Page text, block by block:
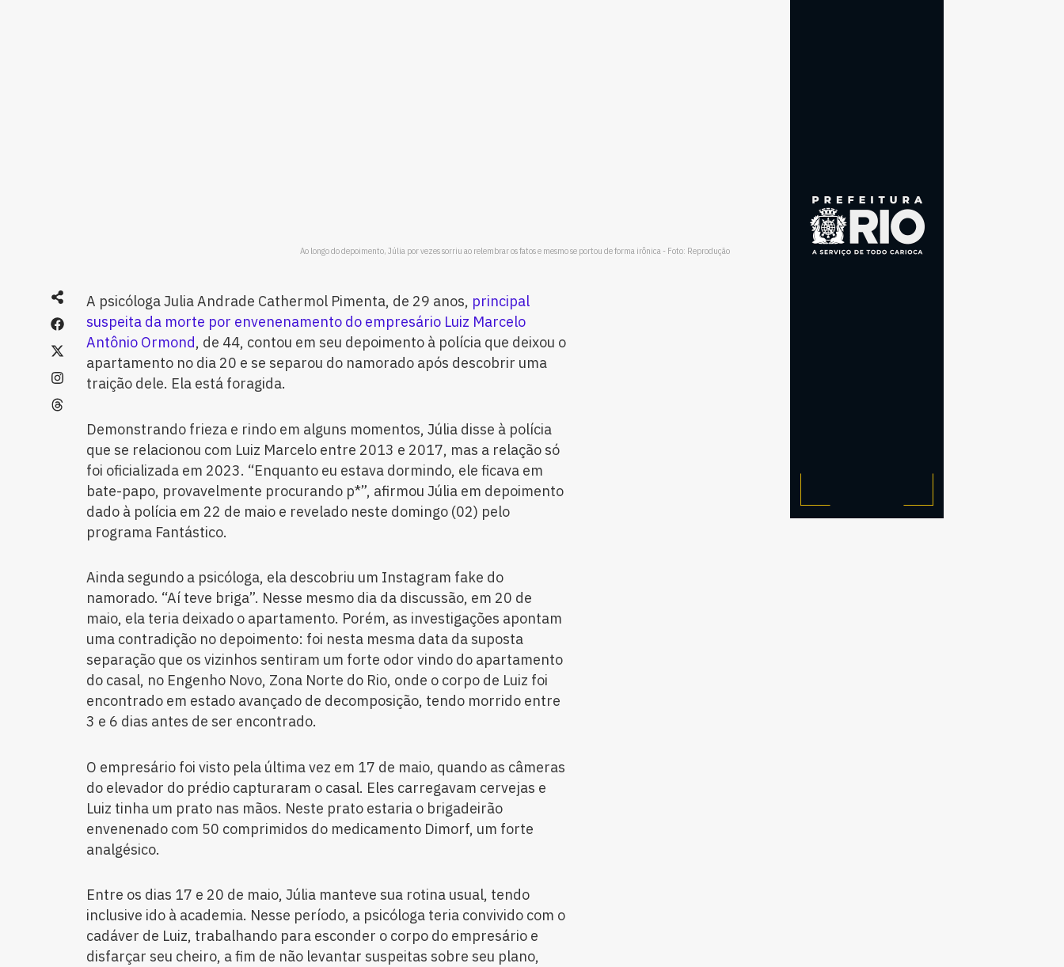
Ao longo do depoimento, Júlia por vezes sorriu ao relembrar os fatos e mesmo se portou de forma irônica - Foto: Reprodução
A psicóloga Julia Andrade Cathermol Pimenta, de 29 anos, principal
suspeita da morte por envenenamento do empresário Luiz Marcelo
Antônio Ormond, de 44, contou em seu depoimento à polícia que deixou o
apartamento no dia 20 e se separou do namorado após descobrir uma
traição dele. Ela está foragida.
Demonstrando frieza e rindo em alguns momentos, Júlia disse à polícia
que se relacionou com Luiz Marcelo entre 2013 e 2017, mas a relação só
foi oficializada em 2023. “Enquanto eu estava dormindo, ele ficava em
bate-papo, provavelmente procurando p*”, afirmou Júlia em depoimento
dado à polícia em 22 de maio e revelado neste domingo (02) pelo
programa Fantástico.
Ainda segundo a psicóloga, ela descobriu um Instagram fake do
namorado. “Aí teve briga”. Nesse mesmo dia da discussão, em 20 de
maio, ela teria deixado o apartamento. Porém, as investigações apontam
uma contradição no depoimento: foi nesta mesma data da suposta
separação que os vizinhos sentiram um forte odor vindo do apartamento
do casal, no Engenho Novo, Zona Norte do Rio, onde o corpo de Luiz foi
encontrado em estado avançado de decomposição, tendo morrido entre
3 e 6 dias antes de ser encontrado.
O empresário foi visto pela última vez em 17 de maio, quando as câmeras
do elevador do prédio capturaram o casal. Eles carregavam cervejas e
Luiz tinha um prato nas mãos. Neste prato estaria o brigadeirão
envenenado com 50 comprimidos do medicamento Dimorf, um forte
analgésico.
Entre os dias 17 e 20 de maio, Júlia manteve sua rotina usual, tendo
inclusive ido à academia. Nesse período, a psicóloga teria convivido com o
cadáver de Luiz, trabalhando para esconder o corpo do empresário e
disfarçar seu cheiro, a fim de não levantar suspeitas sobre seu plano,